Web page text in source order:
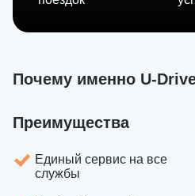
Почему именно U-
Преимущества
Единый сервис на все
службы